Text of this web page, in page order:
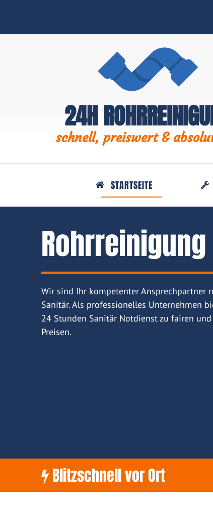
24H
schnell, preiswert &
STARTSEITE
Wir sind Ihr kompetenter Ansprechpartner
Sanitär. Als professionelles Unternehmen
24 Stunden Sanitär Notdienst zu fairen
Preisen.
Blitzschnell vor Ort